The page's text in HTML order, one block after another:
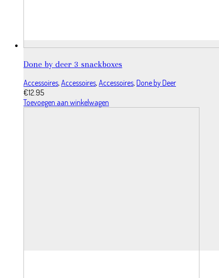
Done by deer 3 snackboxes
Accessoires, Accessoires, Accessoires, Done by Deer
€12.95
Toevoegen aan winkelwagen